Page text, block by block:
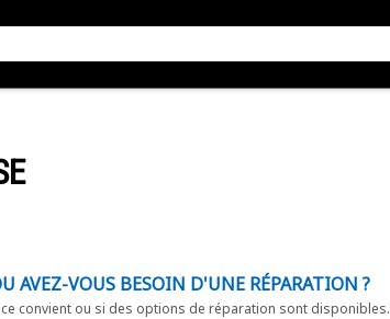
AVEZ-VOUS BESOIN D'UNE RÉPARATION ?
convient ou si des options de réparation sont disponibles.